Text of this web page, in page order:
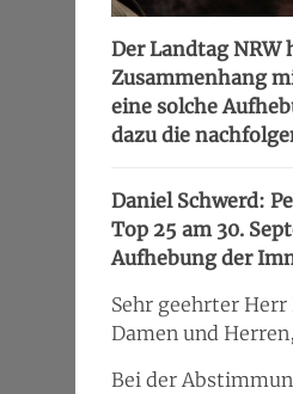
Der Landtag
Zusammenhang
eine solche
dazu die
Daniel Schwerd:
Top 25 am 30.
Aufhebung der
Sehr geehrter
Damen und Herren,
Bei der